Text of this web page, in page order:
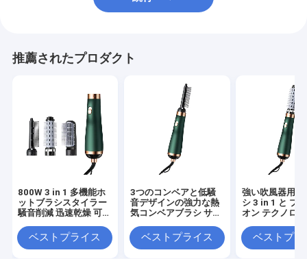
推薦されたプロダクト
800W 3 in 1 多機能ホ
ットブラシスタイラー
騒音削減 迅速乾燥 可変
ベストプライス
3つのコンベアと低騒
音デザインの強力な熱
気コンベアブラシ サロ
ベストプライス
強い吹風器用
シ 3 in 1 と ブ
オン テクノロ
ベストプラ